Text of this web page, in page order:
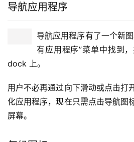
导航应用程序